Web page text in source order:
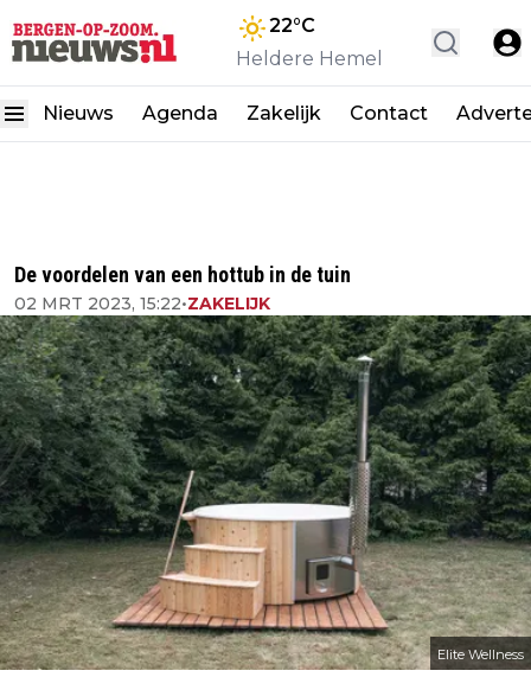
22°C
Heldere Hemel
Nieuws Agenda Zakelijk Contact
De voordelen van een hottub in de tuin
02 MRT 2023, 15:22•ZAKELIJK
Elite Wellness